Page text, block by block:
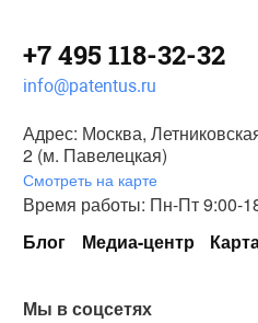
+7 495 118-32-32
info@patentus.ru
Адрес: Москва,
2 (м. Павелецкая)
Смотреть на карте
Время работы: Пн-Пт 9:00-
Блог
Медиа-центр
Мы в соцсетях